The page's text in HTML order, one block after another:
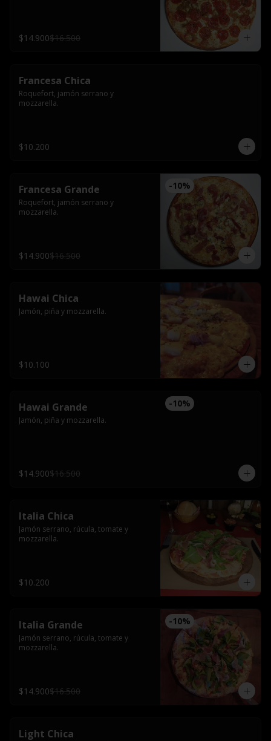
$14.900$16.500
Francesa Chica
Roquefort, jamón serrano y
mozzarella.
$10.200
-10%
Francesa Grande
Roquefort, jamón serrano y
mozzarella.
$14.900$16.500
Hawai Chica
Jamón, piña y mozzarella.
$10.100
-10%
Hawai Grande
Jamón, piña y mozzarella.
$14.900$16.500
Italia Chica
Jamón serrano, rúcula, tomate y
mozzarella.
$10.200
-10%
Italia Grande
Jamón serrano, rúcula, tomate y
mozzarella.
$14.900$16.500
Light Chica